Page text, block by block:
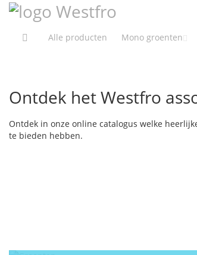
Ga
naar
inhoud
Alle producten Mono groenten
Ontdek het Westfro
Ontdek in onze online catalogus welke
te bieden hebben.